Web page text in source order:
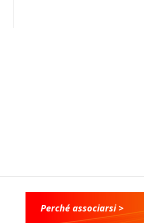
Perché associarsi >